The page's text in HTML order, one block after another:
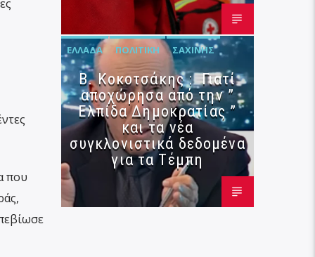
που
ΕΛΛΆΔΑ ΠΟΛΙΤΙΚΉ ΣΑΧΊΝΗΣ
Β. Κοκοτσάκης : Γιατί
αποχώρησα από την ”
Ελπίδα Δημοκρατίας ”
και τα νέα
συγκλονιστικά δεδομένα
για τα Τέμπη